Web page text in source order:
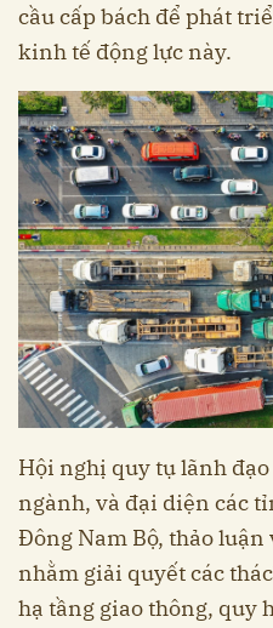
cầu cấp bách để phát
kinh tế động lực này.
Hội nghị quy tụ lãnh
ngành, và đại diện các
Đông Nam Bộ, thảo luận
nhằm giải quyết các
hạ tầng giao thông, quy